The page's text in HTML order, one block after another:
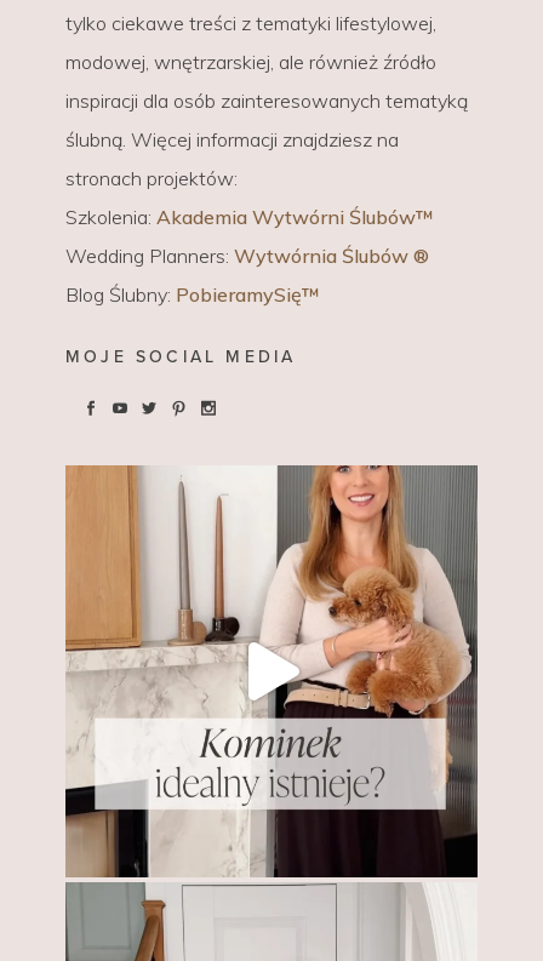
tylko ciekawe treści z tematyki lifestylowej,
modowej, wnętrzarskiej, ale również źródło
inspiracji dla osób zainteresowanych tematyką
ślubną. Więcej informacji znajdziesz na
stronach projektów:
Szkolenia: Akademia Wytwórni Ślubów™
Wedding Planners: Wytwórnia Ślubów ®
Blog Ślubny: PobieramySię™
MOJE SOCIAL MEDIA